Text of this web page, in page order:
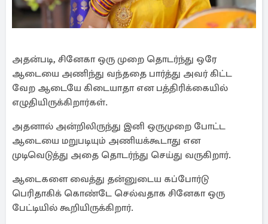
அதன்படி, சினேகா ஒரு முறை தொடர்ந்து ஒரே
ஆடையை அணிந்து வந்ததை பார்த்து அவர் கிட்ட
வேற ஆடையே கிடையாதா என பத்திரிக்கையில்
எழுதியிருக்கிறார்கள்.
அதனால் அன்றிலிருந்து இனி ஒருமுறை போட்ட
ஆடையை மறுபடியும் அணியக்கூடாது என
முடிவெடுத்து அதை தொடர்ந்து செய்து வருகிறார்.
ஆடைகளை வைத்து தன்னுடைய கப்போர்டு
பெரிதாகிக் கொண்டே செல்வதாக சினேகா ஒரு
பேட்டியில் கூறியிருக்கிறார்.